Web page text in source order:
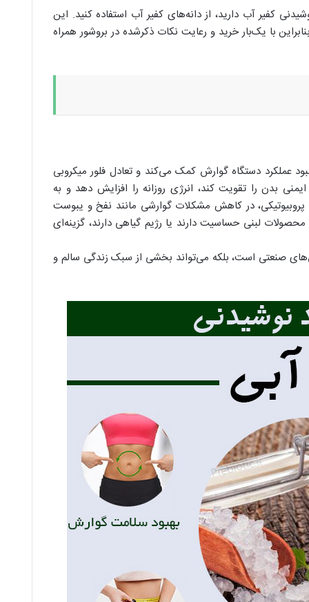
کفیر آب دارید، از دانه‌های کفیر آب استفاده کنید. این
با یک‌بار خرید و رعایت نکات ذکرشده در بروشور همراه
عملکرد دستگاه گوارش کمک می‌کند و تعادل فلور میکروبی
بدن را تقویت کند، انرژی روزانه را افزایش دهد و به
در کاهش مشکلات گوارشی مانند نفخ و یبوست
لبنی حساسیت دارند یا رژیم گیاهی دارند، گزینه‌ای
صنعتی است، بلکه می‌تواند بخشی از سبک زندگی سالم و